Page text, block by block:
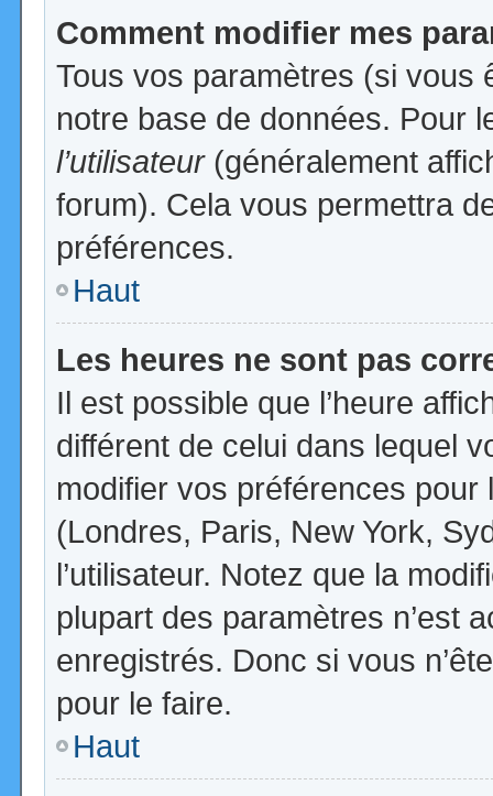
Comment modifier mes
Tous vos paramètres (si vous
notre base de données. Pour
l’utilisateur(généralement
forum). Cela vous permettra
préférences.
Haut
Les heures ne sont pas
Il est possible que l’heure
différent de celui dans lequel
modifier vos préférences
(Londres, Paris, New York,
l’utilisateur. Notez que la
plupart des paramètres n’est
enregistrés. Donc si vous
pour le faire.
Haut